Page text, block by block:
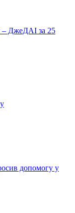
– ДжеДАІ за 25
допомогу у